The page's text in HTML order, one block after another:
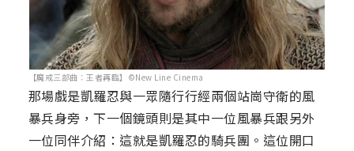
【魔戒三部曲：王者再臨】©New Line Cinema
那場戲是凱羅忍與一眾隨行行經兩個站崗守衛的風
暴兵身旁，下一個鏡頭則是其中一位風暴兵跟另外
一位同伴介紹：這就是凱羅忍的騎兵團。這位開口